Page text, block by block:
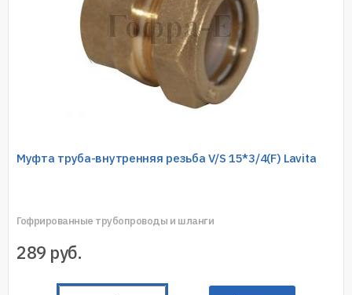
Муфта труба-внутренняя резьба V/S 15*3/4(F) Lavita
Гофрированные трубопроводы и шланги
289 руб.